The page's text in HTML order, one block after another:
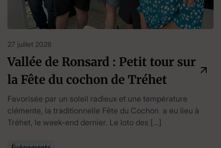
27 juillet 2026
Vallée de Ronsard : Petit tour sur
la Fête du cochon de Tréhet
Favorisée par un soleil radieux et une température
clémente, la traditionnelle Fête du Cochon a eu lieu à
Tréhet, le week-end dernier. Le loto des […]